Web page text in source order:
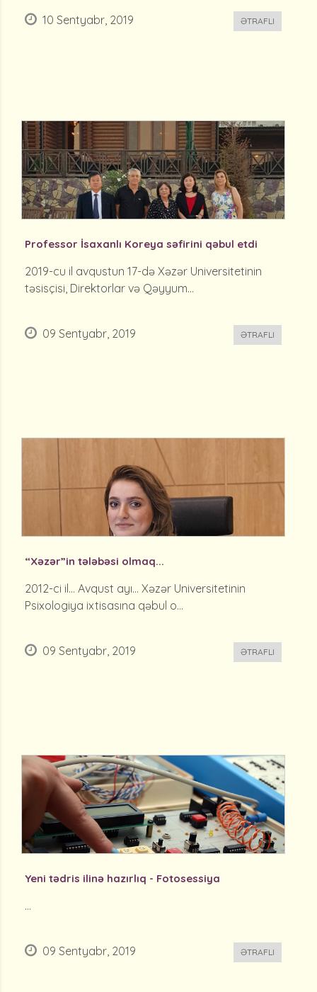
10 Sentyabr, 2019 ƏTRAFLI
Professor İsaxanlı Koreya səfirini qəbul etdi
2019-cu il avqustun 17-də Xəzər Universitetinin
təsisçisi, Direktorlar və Qəyyum...
09 Sentyabr, 2019 ƏTRAFLI
​“Xəzər”in tələbəsi olmaq...
2012-ci il... Avqust ayı... Xəzər Universitetinin
Psixologiya ixtisasına qəbul o...
09 Sentyabr, 2019 ƏTRAFLI
Yeni tədris ilinə hazırlıq - Fotosessiya
...
09 Sentyabr, 2019 ƏTRAFLI